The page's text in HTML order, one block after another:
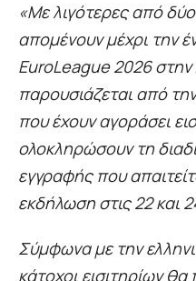
«Με λιγότερες από
απομένουν μέχρι την
EuroLeague 2026
παρουσιάζεται από
που έχουν αγοράσει
ολοκληρώσουν τη
εγγραφής που
εκδήλωση στις 22 και
Σύμφωνα με την
κάτοχοι εισιτηρίων